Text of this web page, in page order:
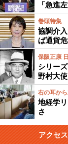
「急進
巻頭特集
協調介
ば通貨
保阪正康
シリー
野村大
右の耳か
地経学
さ
アクセ